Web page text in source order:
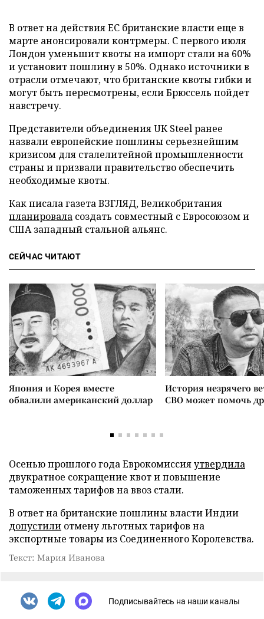
В ответ на действия ЕС британские власти еще в
марте анонсировали контрмеры. С первого июля
Лондон уменьшит квоты на импорт стали на 60%
и установит пошлину в 50%. Однако источники в
отрасли отмечают, что британские квоты гибки и
могут быть пересмотрены, если Брюссель пойдет
навстречу.
Представители объединения UK Steel ранее
назвали европейские пошлины серьезнейшим
кризисом для сталелитейной промышленности
страны и призвали правительство обеспечить
необходимые квоты.
Как писала газета ВЗГЛЯД, Великобритания
планировала создать совместный с Евросоюзом и
США западный стальной альянс.
СЕЙЧАС ЧИТАЮТ
Япония и Корея вместе
обвалили американский доллар
История незрячего
СВО может помочь
Осенью прошлого года Еврокомиссияутвердила
двукратное сокращение квот и повышение
таможенных тарифов на ввоз стали.
В ответ на британские пошлины власти Индии
допустили отмену льготных тарифов на
экспортные товары из Соединенного Королевства.
Текст: Мария Иванова
Подписывайтесь на наши каналы